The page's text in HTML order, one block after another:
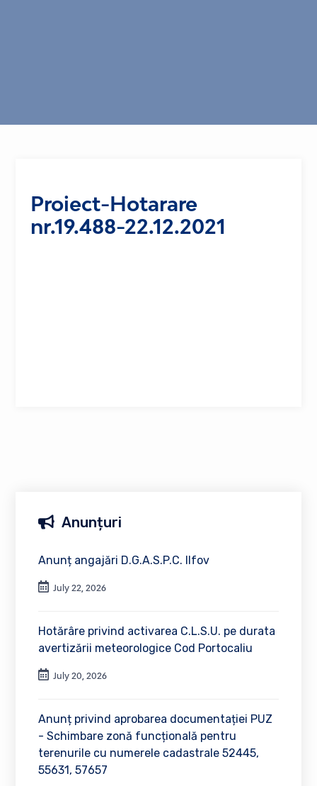
Proiect-Hotarare
nr.19.488-22.12.2021
Anunțuri
Anunț angajări D.G.A.S.P.C. Ilfov
July 22, 2026
Hotărâre privind activarea C.L.S.U. pe durata
avertizării meteorologice Cod Portocaliu
July 20, 2026
Anunț privind aprobarea documentației PUZ
- Schimbare zonă funcțională pentru
terenurile cu numerele cadastrale 52445,
55631, 57657